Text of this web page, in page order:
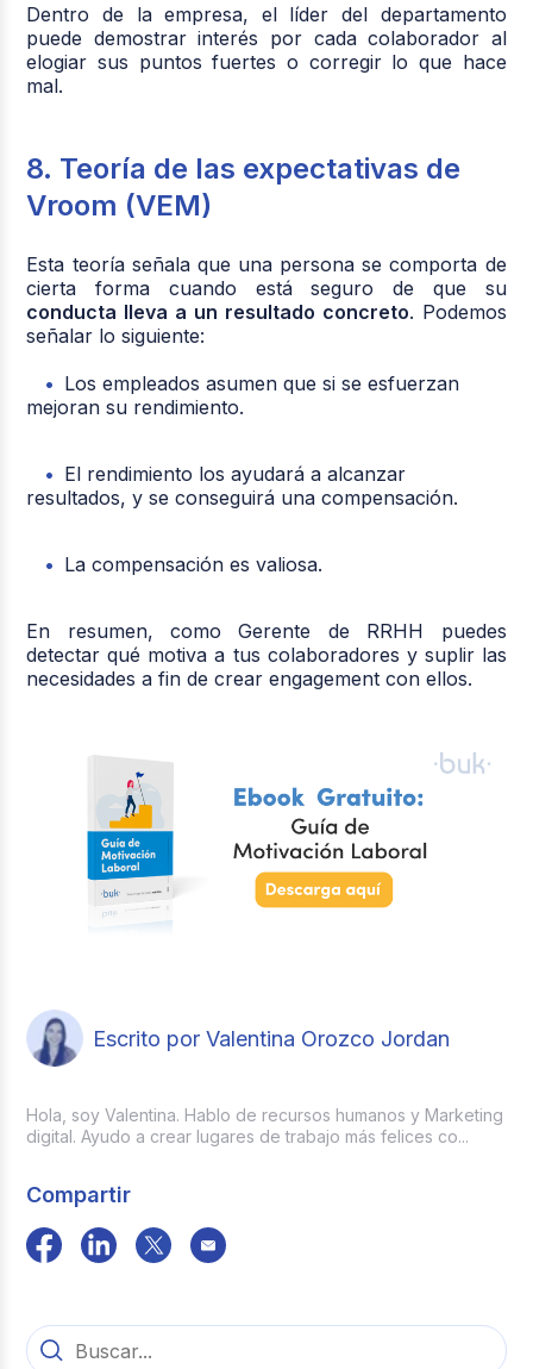
Dentro de la empresa, el líder del departamento
puede demostrar interés por cada colaborador al
elogiar sus puntos fuertes o corregir lo que hace
mal.
8. Teoría de las expectativas de
Vroom (VEM)
Esta teoría señala que una persona se comporta de
cierta forma cuando está seguro de que su
conducta lleva a un resultado concreto. Podemos
señalar lo siguiente:
Los empleados asumen que si se esfuerzan
mejoran su rendimiento.
El rendimiento los ayudará a alcanzar
resultados, y se conseguirá una compensación.
La compensación es valiosa.
En resumen, como Gerente de RRHH puedes
detectar qué motiva a tus colaboradores y suplir las
necesidades a fin de crear engagement con ellos.
Escrito por Valentina Orozco Jordan
Hola, soy Valentina. Hablo de recursos humanos y Marketing
digital. Ayudo a crear lugares de trabajo más felices co...
Compartir